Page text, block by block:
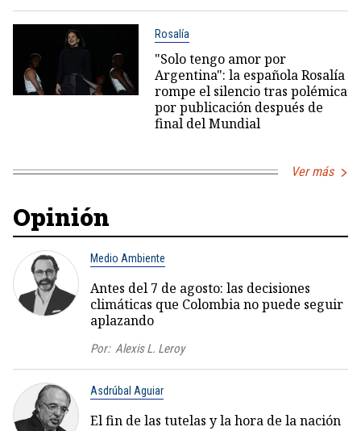
Rosalía
"Solo tengo amor por
Argentina": la española Rosalía
rompe el silencio tras polémica
por publicación después de
final del Mundial
Ver más
Opinión
Medio Ambiente
Antes del 7 de agosto: las decisiones
climáticas que Colombia no puede seguir
aplazando
Por: Alexis L. Leroy
Asdrúbal Aguiar
El fin de las tutelas y la hora de la nación